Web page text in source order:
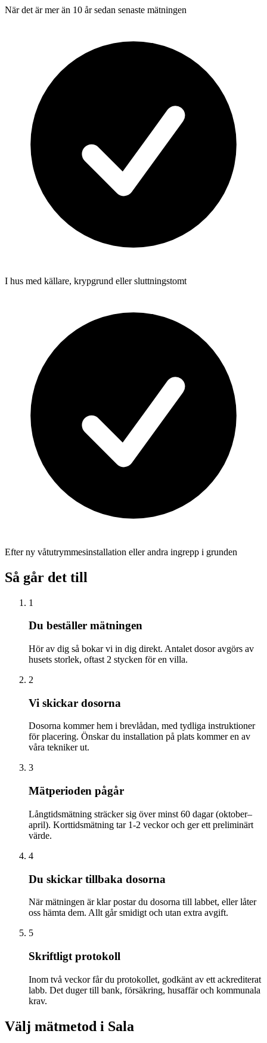
När det är mer än 10 år sedan senaste mätningen
I hus med källare, krypgrund eller sluttningstomt
Efter ny våtutrymmesinstallation eller andra ingrepp i grunden
Så går det till
1
Du beställer mätningen
Hör av dig så bokar vi in dig direkt. Antalet dosor avgörs av
husets storlek, oftast 2 stycken för en villa.
2
Vi skickar dosorna
Dosorna kommer hem i brevlådan, med tydliga instruktioner
för placering. Önskar du installation på plats kommer en av
våra tekniker ut.
3
Mätperioden pågår
Långtidsmätning sträcker sig över minst 60 dagar (oktober–
april). Korttidsmätning tar 1-2 veckor och ger ett preliminärt
värde.
4
Du skickar tillbaka dosorna
När mätningen är klar postar du dosorna till labbet, eller låter
oss hämta dem. Allt går smidigt och utan extra avgift.
5
Skriftligt protokoll
Inom två veckor får du protokollet, godkänt av ett ackrediterat
labb. Det duger till bank, försäkring, husaffär och kommunala
krav.
Välj mätmetod i Sala